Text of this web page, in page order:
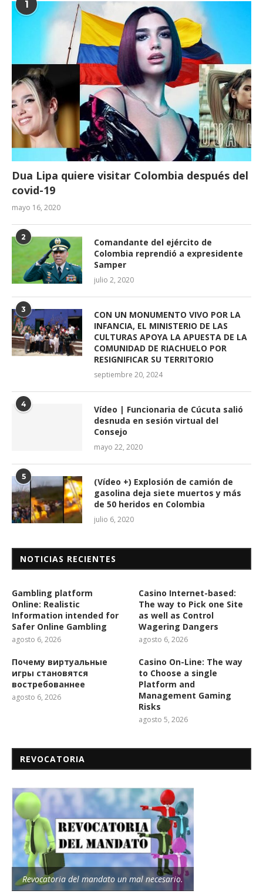
1
Dua Lipa quiere visitar Colombia después del
covid-19
mayo 16, 2020
2
Comandante del ejército de
Colombia reprendió a expresidente
Samper
julio 2, 2020
3
CON UN MONUMENTO VIVO POR LA
INFANCIA, EL MINISTERIO DE LAS
CULTURAS APOYA LA APUESTA DE LA
COMUNIDAD DE RIACHUELO POR
RESIGNIFICAR SU TERRITORIO
septiembre 20, 2024
4
Vídeo | Funcionaria de Cúcuta salió
desnuda en sesión virtual del
Consejo
mayo 22, 2020
5
(Vídeo +) Explosión de camión de
gasolina deja siete muertos y más
de 50 heridos en Colombia
julio 6, 2020
NOTICIAS RECIENTES
Gambling platform
Online: Realistic
Information intended for
Safer Online Gambling
agosto 6, 2026
Casino Internet-based:
The way to Pick one Site
as well as Control
Wagering Dangers
agosto 6, 2026
Почему виртуальные
игры становятся
востребованнее
agosto 6, 2026
Casino On-Line: The way
to Choose a single
Platform and
Management Gaming
Risks
agosto 5, 2026
REVOCATORIA
Revocatoria del mandato un mal necesario.